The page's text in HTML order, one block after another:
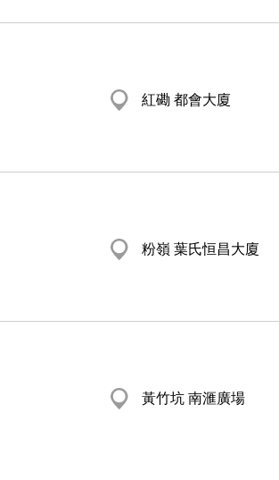
紅磡 都會大廈
粉嶺 葉氏恒昌大廈
黃竹坑 南滙廣場